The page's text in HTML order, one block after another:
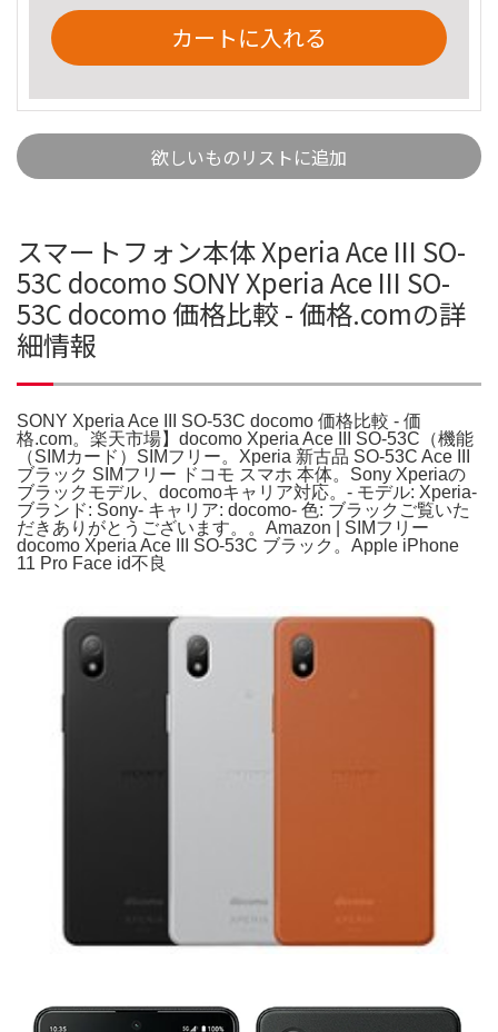
カートに入れる
欲しいものリストに追加
スマートフォン本体 Xperia Ace III SO-
53C docomo SONY Xperia Ace III SO-
53C docomo 価格比較 - 価格.comの詳
細情報
SONY Xperia Ace III SO-53C docomo 価格比較 - 価
格.com。楽天市場】docomo Xperia Ace III SO-53C（機能
（SIMカード）SIMフリー。Xperia 新古品 SO-53C Ace III
ブラック SIMフリー ドコモ スマホ 本体。Sony Xperiaの
ブラックモデル、docomoキャリア対応。- モデル: Xperia-
ブランド: Sony- キャリア: docomo- 色: ブラックご覧いた
だきありがとうございます。。Amazon | SIMフリー
docomo Xperia Ace III SO-53C ブラック。Apple iPhone
11 Pro Face id不良